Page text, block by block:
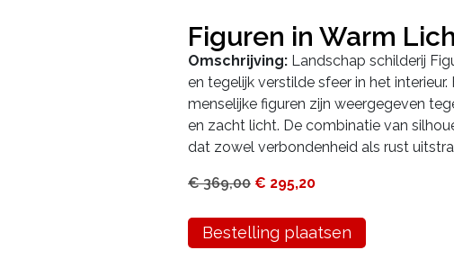
Figuren in Warm
Omschrijving: Landschap schilderij
en tegelijk verstilde sfeer in het
menselijke figuren zijn weergegeven
en zacht licht. De combinatie van
dat zowel verbondenheid als rust
€369,00 € 295,20
Bestelling plaatsen